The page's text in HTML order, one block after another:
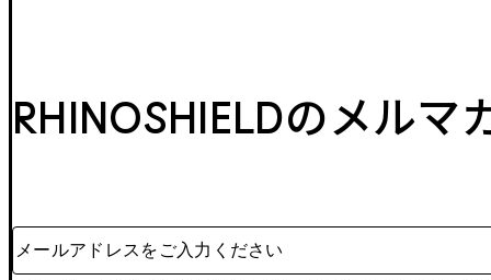
RHINOSHIELDのメルマ
メールアドレスをご入力ください